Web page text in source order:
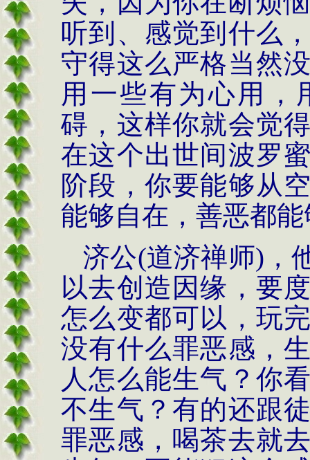
听到、感觉到什么
守得这么严格当然
用一些有为心用，
碍，这样你就会觉
在这个出世间波罗
阶段，你要能够从
能够自在，善恶都
济公(道济禅师) ，
以去创造因缘，要
怎么变都可以，玩
没有什么罪恶感，
人怎么能生气？你
不生气？有的还跟
罪恶感，喝茶去就